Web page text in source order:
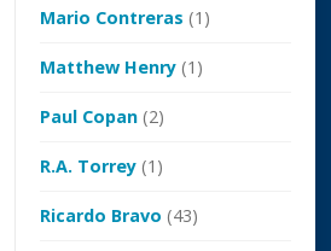
Mario Contreras (1)
Matthew Henry (1)
Paul Copan (2)
R.A. Torrey (1)
Ricardo Bravo (43)